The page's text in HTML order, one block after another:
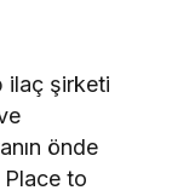
ilaç şirketi
önde
to